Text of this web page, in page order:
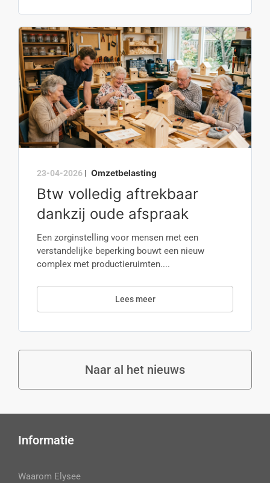
23-04-2026 | Omzetbelasting
Btw volledig aftrekbaar
dankzij oude afspraak
Een zorginstelling voor mensen met een
verstandelijke beperking bouwt een nieuw
complex met productieruimten....
Lees meer
Naar al het nieuws
Informatie
Waarom Elysee